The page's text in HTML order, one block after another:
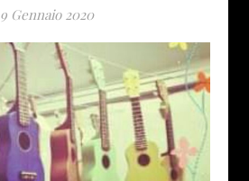
9 Gennaio 2020